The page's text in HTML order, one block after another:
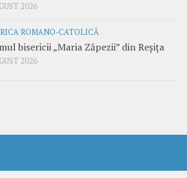
2026
ROMANO-CATOLICĂ
bisericii „Maria Zăpezii” din Reșița
2026